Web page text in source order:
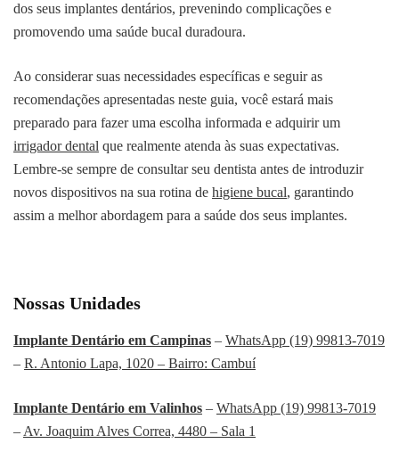
dos seus implantes dentários, prevenindo complicações e
promovendo uma saúde bucal duradoura.
Ao considerar suas necessidades específicas e seguir as
recomendações apresentadas neste guia, você estará mais
preparado para fazer uma escolha informada e adquirir um
irrigador dental que realmente atenda às suas expectativas.
Lembre-se sempre de consultar seu dentista antes de introduzir
novos dispositivos na sua rotina de higiene bucal, garantindo
assim a melhor abordagem para a saúde dos seus implantes.
Nossas Unidades
Implante Dentário em Campinas – WhatsApp (19) 99813-7019
– R. Antonio Lapa, 1020 – Bairro: Cambuí
Implante Dentário em Valinhos – WhatsApp (19) 99813-7019
– Av. Joaquim Alves Correa, 4480 – Sala 1